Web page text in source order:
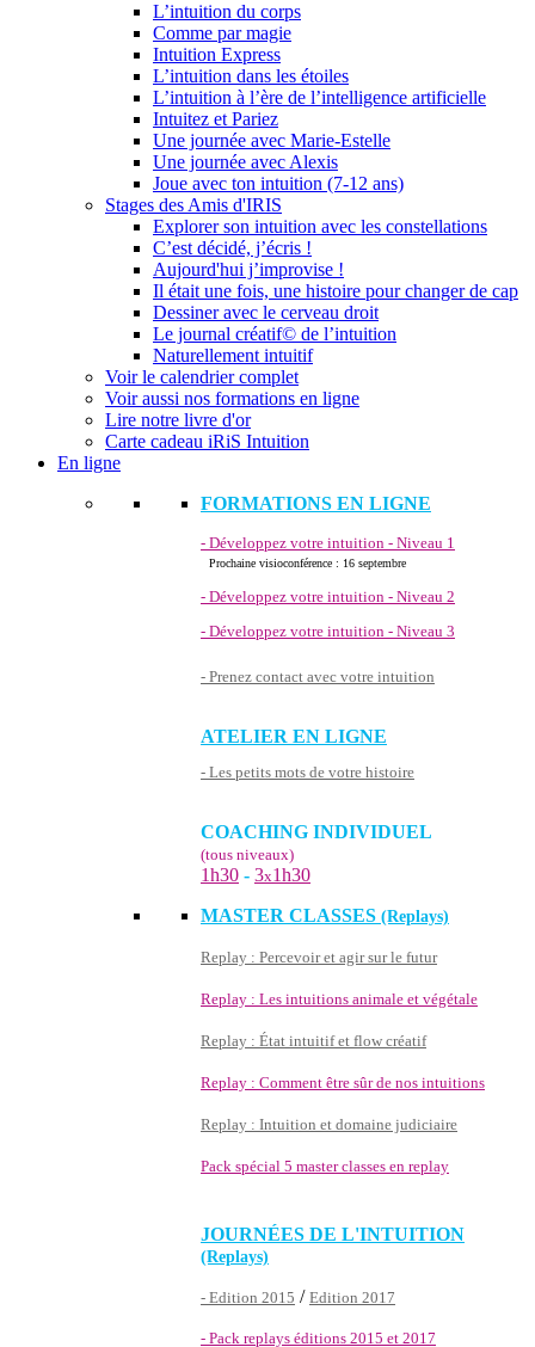
L’intuition du corps
Comme par magie
Intuition Express
L’intuition dans les étoiles
L’intuition à l’ère de l’intelligence artificielle
Intuitez et Pariez
Une journée avec Marie-Estelle
Une journée avec Alexis
Joue avec ton intuition (7-12 ans)
Stages des Amis d'IRIS
Explorer son intuition avec les constellations
C’est décidé, j’écris !
Aujourd'hui j’improvise !
Il était une fois, une histoire pour changer de cap
Dessiner avec le cerveau droit
Le journal créatif© de l’intuition
Naturellement intuitif
Voir le calendrier complet
Voir aussi nos formations en ligne
Lire notre livre d'or
Carte cadeau iRiS Intuition
En ligne
FORMATIONS EN LIGNE
- Développez votre intuition - Niveau 1
Prochaine visioconférence : 16 septembre
- Développez votre intuition - Niveau 2
- Développez votre intuition - Niveau 3
- Prenez contact avec votre intuition
ATELIER EN LIGNE
- Les petits mots de votre histoire
COACHING INDIVIDUEL
(tous niveaux)
1h30 - 3x1h30
MASTER CLASSES (Replays)
Replay : Percevoir et agir sur le futur
Replay : Les intuitions animale et végétale
Replay : État intuitif et flow créatif
Replay : Comment être sûr de nos intuitions
Replay : Intuition et domaine judiciaire
Pack spécial 5 master classes en replay
JOURNÉES DE L'INTUITION
(Replays)
- Edition 2015 / Edition 2017
- Pack replays éditions 2015 et 2017